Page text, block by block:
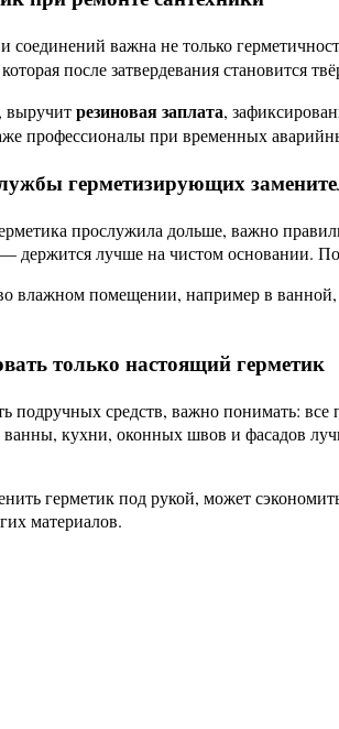
соединений важна не только
после затвердевания становится
выручитрезиновая заплата,
профессионалы при временных
герметизирующих
прослужила дольше, важно
держится лучше на чистом основании.
влажном помещении, например в
только настоящий герметик
подручных средств, важно понимать:
кухни, оконных швов и фасадов
герметик под рукой, может
материалов.